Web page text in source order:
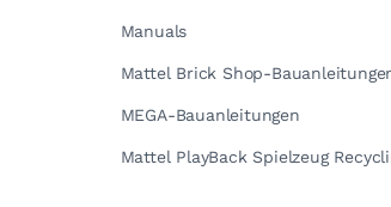
Manuals
Mattel Brick Shop-
MEGA-Bauanleitungen
Mattel PlayBack Spielzeug